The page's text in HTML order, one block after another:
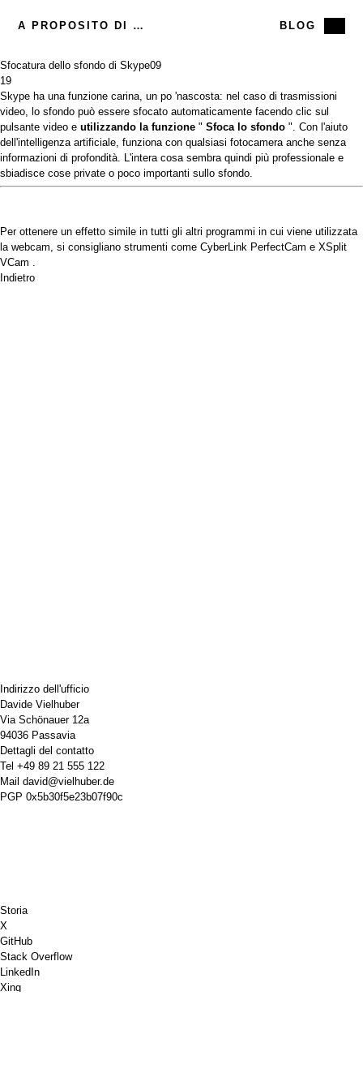
A PROPOSITO DI ME BLOG
Sfocatura dello sfondo di Skype09
19
Skype ha una funzione carina, un po 'nascosta: nel caso di trasmissioni
video, lo sfondo può essere sfocato automaticamente facendo clic sul
pulsante video e utilizzando la funzione " Sfoca lo sfondo ". Con l'aiuto
dell'intelligenza artificiale, funziona con qualsiasi fotocamera anche senza
informazioni di profondità. L'intera cosa sembra quindi più professionale e
sbiadisce cose private o poco importanti sullo sfondo.
Per ottenere un effetto simile in tutti gli altri programmi in cui viene utilizzata
la webcam, si consigliano strumenti come CyberLink PerfectCam e XSplit
VCam .
Indietro
Indirizzo dell'ufficio
Davide Vielhuber
Via Schönauer 12a
94036 Passavia
Dettagli del contatto
Tel +49 89 21 555 122
Mail david@vielhuber.de
PGP 0x5b30f5e23b07f90c
Storia
X
GitHub
Stack Overflow
LinkedIn
Xing